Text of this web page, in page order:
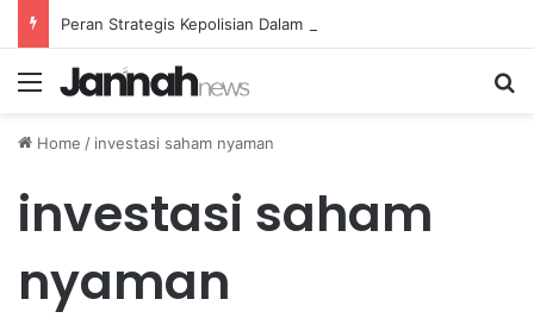
Menu
Home / investasi saham nyaman
investasi saham
nyaman